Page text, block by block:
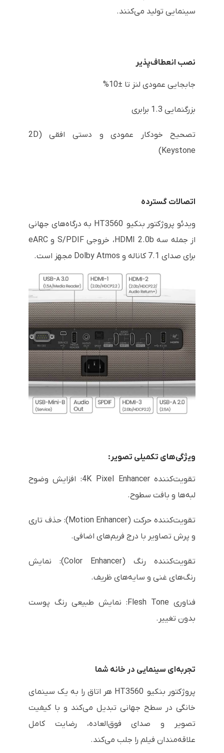
سینمایی تولید می‌کنند.
نصب انعطاف‌پذیر
جابجایی عمودی لنز تا ±10%
بزرگنمایی 1.3 برابری
تصحیح خودکار عمودی و دستی افقی (2D
Keystone)
اتصالات گسترده
ویدئو پروژکتور بنکیو HT3560 به درگاه‌های جهانی
از جمله سه HDMI 2.0b، خروجی S/PDIF و eARC
برای صدای 7.1 کاناله و Dolby Atmos مجهز است.
ویژگی‌های تکمیلی تصویر:
تقویت‌کننده 4K Pixel Enhancer: افزایش وضوح
لبه‌ها و بافت سطوح.
تقویت‌کننده حرکت (Motion Enhancer): حذف تاری
و پرش تصاویر با درج فریم‌های اضافی.
تقویت‌کننده رنگ (Color Enhancer): نمایش
رنگ‌های غنی و سایه‌های ظریف.
فناوری Flesh Tone: نمایش طبیعی رنگ پوست
بدون تغییر.
تجربه‌ای سینمایی در خانه شما
پروژکتور بنکیو HT3560 هر اتاق را به یک سینمای
خانگی در سطح جهانی تبدیل می‌کند و با کیفیت
تصویر و صدای فوق‌العاده، رضایت کامل
علاقه‌مندان فیلم را جلب می‌کند.